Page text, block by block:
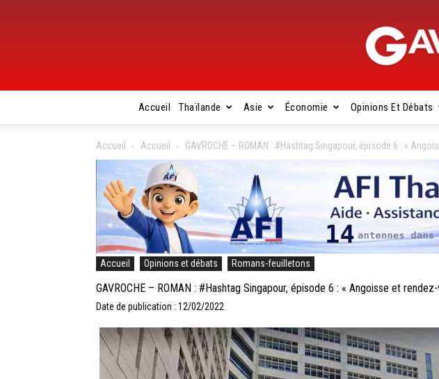
Accueil Thaïlande Asie Économie Opinions Et Débats
Accueil Accueil GAVROCHE – ROMAN : #Hashtag Singapour, épisode 6 : «
Accueil Opinions et débats Romans-feuilletons
GAVROCHE – ROMAN : #Hashtag Singapour, épisode 6 : « Angoisse et
Date de publication : 12/02/2022